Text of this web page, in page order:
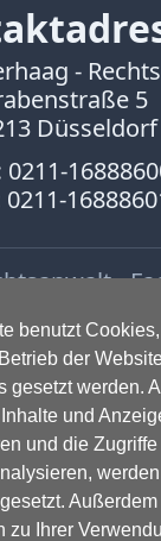
benutzt
der
gesetzt werden.
und
und die
zu Ihrer
-
5
Düsseldorf
0211-
0211-
-
für IT-
,
,IT-
,E-
,
,
-